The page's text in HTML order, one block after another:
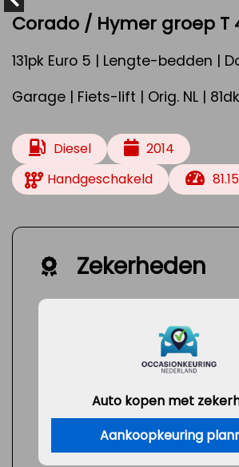
Corado / Hymer groep T
131pk Euro 5 | Lengte-bedden |
Garage | Fiets-lift | Orig. NL |
Diesel
2014
Handgeschakeld
Zekerheden
Auto kopen met
Aankoopkeuring